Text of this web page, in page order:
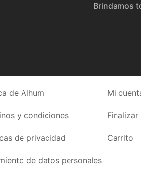
Brindamos
de Alhum
y condiciones
de privacidad
de datos personales
Mi
Finalizar
Carrito